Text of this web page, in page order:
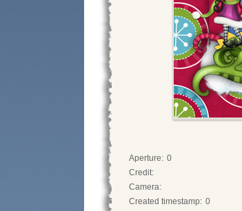
Aperture: 0
Credit:
Camera:
Created timestamp: 0